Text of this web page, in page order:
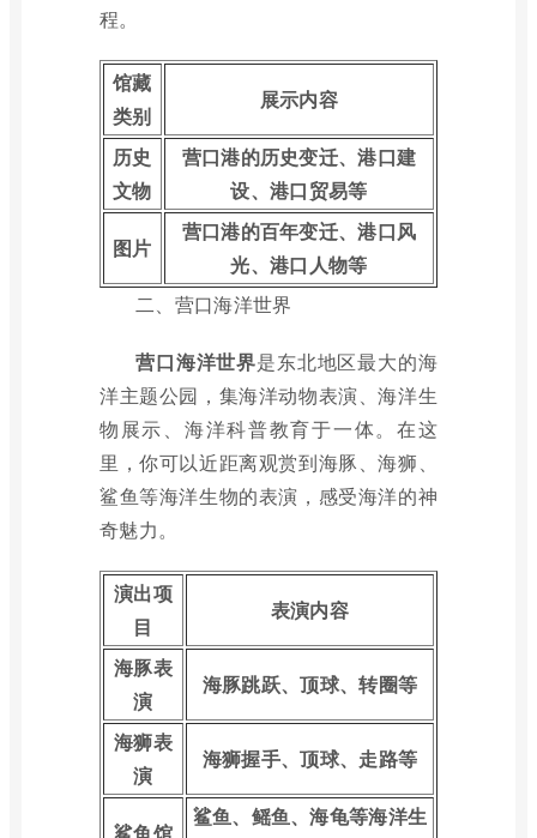
程。
馆藏
类别
展示内容
历史
文物
营口港的历史变迁、港口建
设、港口贸易等
图片
营口港的百年变迁、港口风
光、港口人物等
二、营口海洋世界
营口海洋世界是东北地区最大的海
洋主题公园，集海洋动物表演、海洋生
物展示、海洋科普教育于一体。在这
里，你可以近距离观赏到海豚、海狮、
鲨鱼等海洋生物的表演，感受海洋的神
奇魅力。
演出项
目
表演内容
海豚表
演
海豚跳跃、顶球、转圈等
海狮表
演
海狮握手、顶球、走路等
鲨鱼、鳐鱼、海龟等海洋生